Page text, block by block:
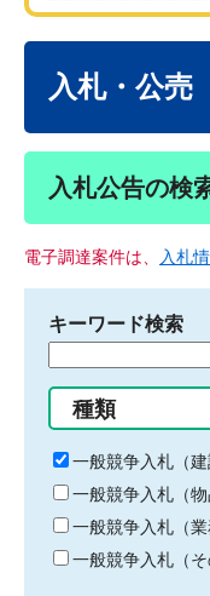
入札・公売
入札公告の検
電子調達案件は、 入札
キーワード検索
る
キ
ー
ワ
ー
ド
種類
一般競争入札（建
一般競争入札（物
一般競争入札（業
一般競争入札（そ